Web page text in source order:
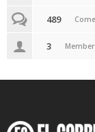
489
3